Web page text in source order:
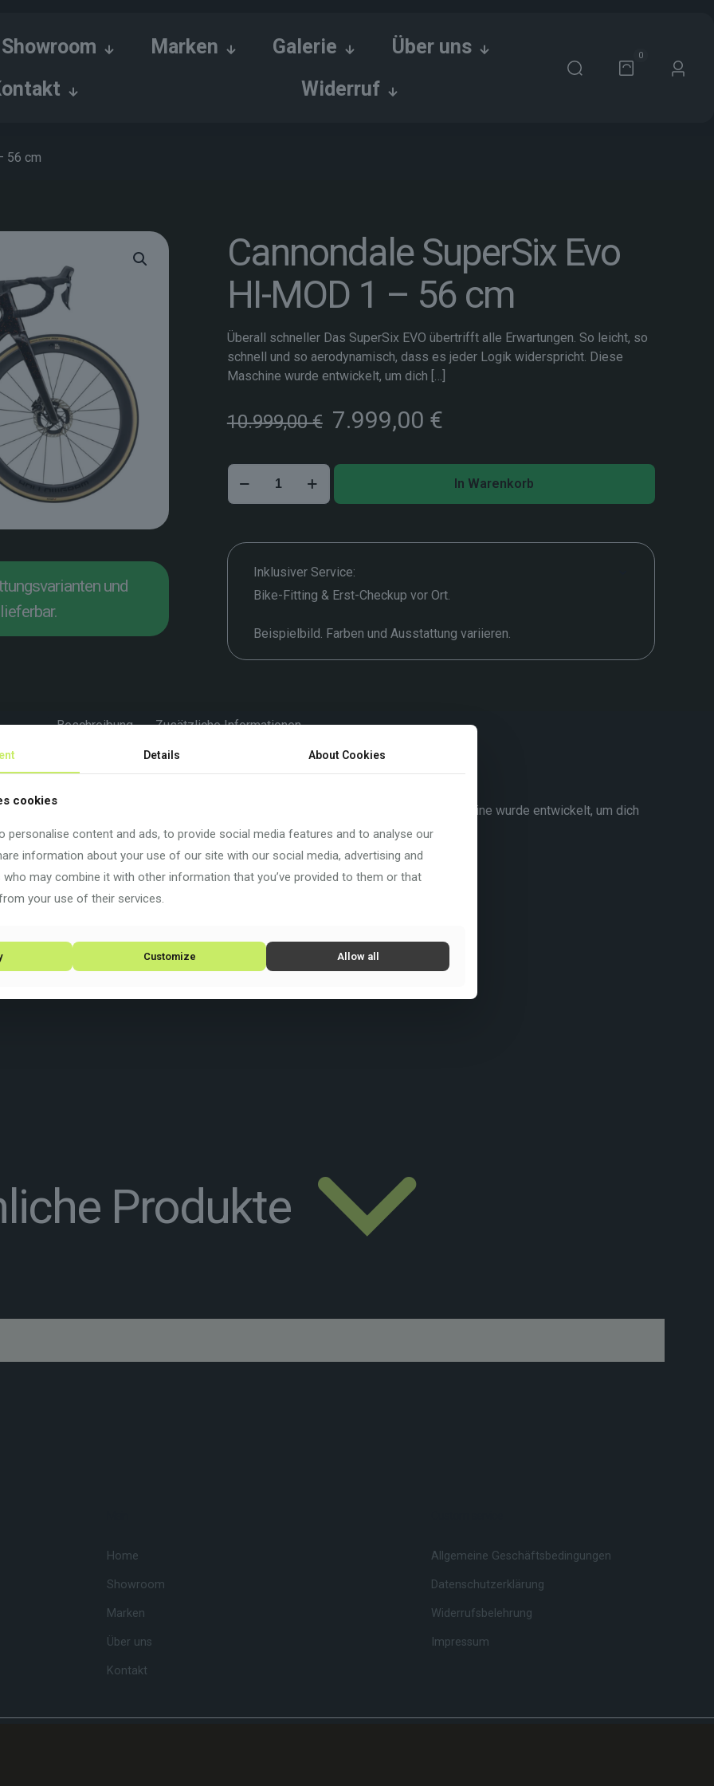
Showroom Marken Galerie
Über uns
Widerruf
0
56 cm
und
Cannondale SuperSix Evo
HI-MOD 1 – 56 cm
Überall schneller Das SuperSix EVO übertrifft alle Erwartungen. So leicht, so
schnell und so aerodynamisch, dass es jeder Logik widerspricht. Diese
Maschine wurde entwickelt, um dich […]
10.999,00€ Ursprünglicher
war:
10.999,00 €
7.999,00 €Aktueller
ist:
7.999,00 €.
Cannondale
SuperSix
MOD
Menge
In Warenkorb
Inklusiver Service:
Bike-Fitting & Erst-Checkup vor Ort.
Beispielbild. Farben und Ausstattung variieren.
Beschreibung Zusätzliche Informationen
so schnell und so aerodynamisch, dass es jeder Logik widerspricht. Diese Maschine wurde entwickelt, um dich
neuen Level.
Produkte
Home
Showroom
Marken
Über uns
Kontakt
Allgemeine Geschäftsbedingungen
Datenschutzerklärung
Widerrufsbelehrung
Impressum
Details About Cookies
cookies
personalise content and ads, to provide social media features and to analyse our
information about your use of our site with our social media, advertising and
may combine it with other information that you’ve provided to them or that
your use of their services.
Customize Allow all